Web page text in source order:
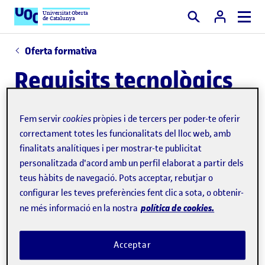
Universitat Oberta
de Catalunya Cercar
Oferta formativa
Requisits tecnològics
Ordinador amb arquitectura Intel/AMD de 64 bits, 8
GB mínim de memòria i 40-80 GB d'espai de disc
lliures.
Sistema operatiu: preferiblement Windows 11 (o 10,
però caducarà el 2025) i/o GNU/Linux (Ubuntu,
com a sistema operatiu principal i l'altre virtualitzat
(per exemple, mitjançant VirtualBox).
Fem servircookies pròpies i de tercers per poder-te oferir
correctament totes les funcionalitats del lloc web, amb
finalitats analítiques i per mostrar-te publicitat
personalitzada d'acord amb un perfil elaborat a partir dels
teus hàbits de navegació. Pots acceptar, rebutjar o
configurar les teves preferències fent clic a sota, o obtenir-
ne més informació en la nostra política de cookies.
Acceptar